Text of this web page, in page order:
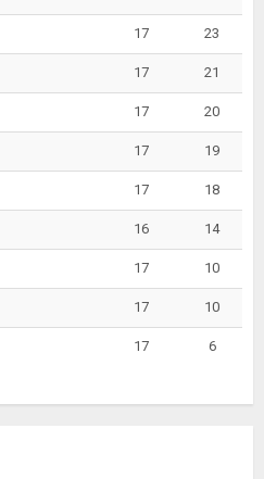
17 23
17 21
17 20
17 19
17 18
16 14
17 10
17 10
17 6